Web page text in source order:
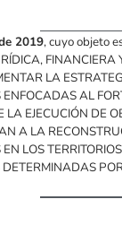
2019, cuyo objeto
LA
AL
LA EJECUCIÓN DE
A LA
LOS